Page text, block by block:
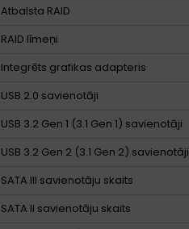
Atbalsta RAID
RAID līmeņi
Integrēts grafikas adapteris
USB 2.0 savienotāji
USB 3.2 Gen 1 (3.1 Gen 1) savienotāji
USB 3.2 Gen 2 (3.1 Gen 2) savienotāji
SATA III savienotāju skaits
SATA II savienotāju skaits